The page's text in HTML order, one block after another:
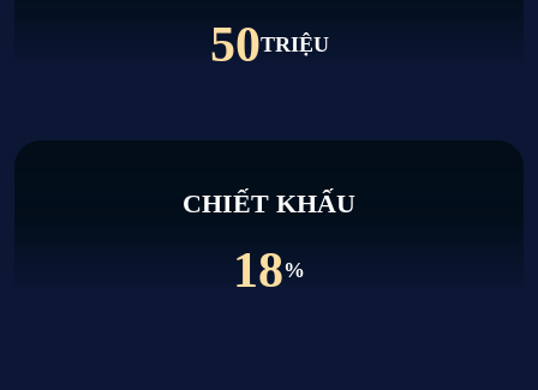
50TRIỆU
CHIẾT KHẤU
18%